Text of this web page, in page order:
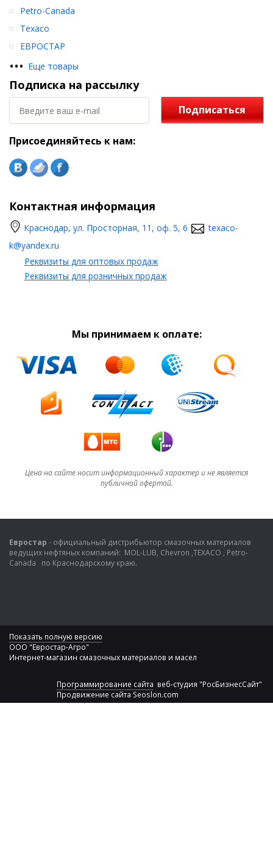
••• Еще товары
Petro-Canada
Texaco
ЕВРОСТАР
Подписка на рассылку
Подписаться
Присоединяйтесь к нам:
Контактная информация
Краснодар, ул. Просторная, 11, оф. 5, 6
texaco-
k@yandex.ru
Реквизиты для оптовых продаж
Реквизиты для розничных продаж
Мы принимаем к оплате:
Цена на сайте носит информационный характер и не является
публичной офертой.
Евростар - официальный дистрибьютор смазочных материалов
ведущих нефтяных компаний: MOL-LUB, Chevron ,TEXACO , Petro-
Canada по Краснодарскому краю.
Показать полную версию
ООО "Евростар-Агро"
Интернет-магазин смазочных материалов и масел
Программирование сайта веб-студия "РосБизнесСайт"
Продвижение сайта Seoslon.com